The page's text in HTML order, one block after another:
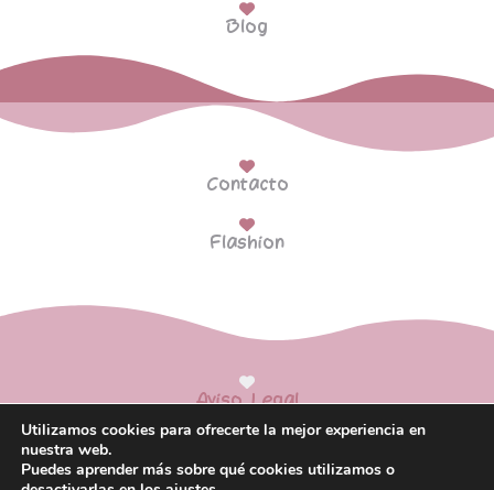
Blog
Contacto
Flashion
Aviso Legal
Política de Privacidad
Política de Cookies
Utilizamos cookies para ofrecerte la mejor experiencia en
nuestra web.
Puedes aprender más sobre qué cookies utilizamos o